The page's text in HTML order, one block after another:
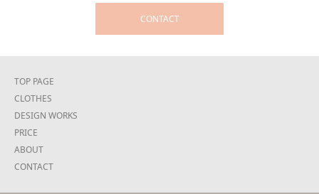
CONTACT
TOP PAGE
CLOTHES
DESIGN WORKS
PRICE
ABOUT
CONTACT